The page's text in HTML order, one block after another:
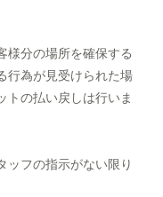
様分の場所を確保する
行為が見受けられた場
トの払い戻しは行いま
ッフの指示がない限り